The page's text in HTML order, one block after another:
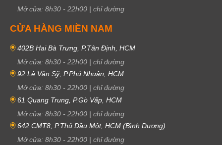
Mở cửa: 8h30 - 22h00 | chỉ đường
CỬA HÀNG MIỀN NAM
402B Hai Bà Trưng, P.Tân Định, HCM
Mở cửa: 8h30 - 22h00 | chỉ đường
92 Lê Văn Sỹ, P.Phú Nhuận, HCM
Mở cửa: 8h30 - 22h00 | chỉ đường
61 Quang Trung, P.Gò Vấp, HCM
Mở cửa: 8h30 - 22h00 | chỉ đường
642 CMT8, P.Thủ Dầu Một, HCM (Bình Dương)
Mở cửa: 8h30 - 22h00 | chỉ đường